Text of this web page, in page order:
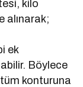
kilo
alınarak;
ek
Böylece
konturuna